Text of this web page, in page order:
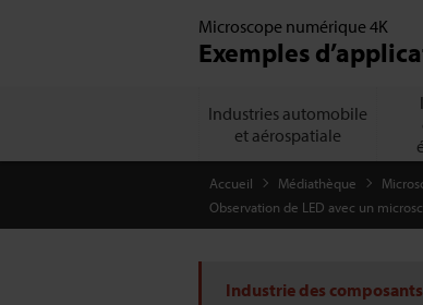
Microscope numérique 4K
Exemples
Industries automobile
et aérospatiale
Accueil Médiathèque
Observation de LED avec un
Industrie des